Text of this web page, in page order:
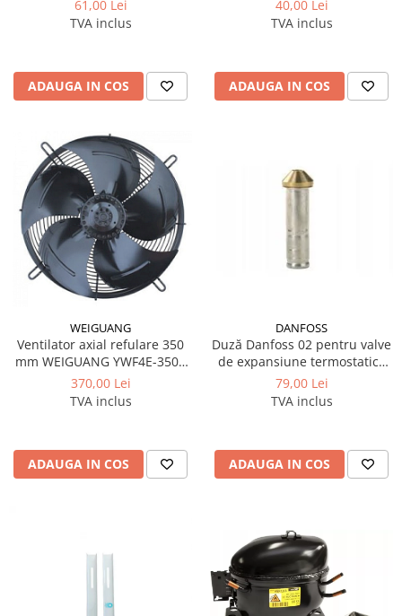
61,00 Lei
TVA inclus
ADAUGA IN COS
40,00 Lei
TVA inclus
ADAUGA IN COS
WEIGUANG
Ventilator axial refulare 350
mm WEIGUANG YWF4E-350B
230V monofazic
370,00 Lei
TVA inclus
ADAUGA IN COS
DANFOSS
Duză Danfoss 02 pentru valve
de expansiune termostatice
T2 / TE2, cod 068-2015
79,00 Lei
TVA inclus
ADAUGA IN COS